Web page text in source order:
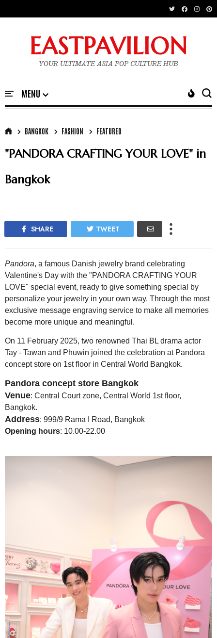
EASTPAVILION
YOUR ULTIMATE ASIA POP CULTURE HUB
BANGKOK FASHION FEATURED
"PANDORA CRAFTING YOUR LOVE" in
Bangkok
SHARE TWEET
Pandora, a famous Danish jewelry brand celebrating
Valentine's Day with the "PANDORA CRAFTING YOUR
LOVE" special event, ready to give something special by
personalize your jewelry in your own way. Through the most
exclusive message engraving service to make all memories
become more unique and meaningful.
On 11 February 2025, two renowned Thai BL drama actor
Tay - Tawan and Phuwin joined the celebration at Pandora
concept store on 1st floor in Central World Bangkok.
Pandora concept store Bangkok
Venue: Central Court zone, Central World 1st floor,
Bangkok.
Address: 999/9 Rama I Road, Bangkok
Opening hours: 10.00-22.00